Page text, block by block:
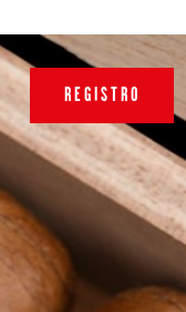
REGISTRO